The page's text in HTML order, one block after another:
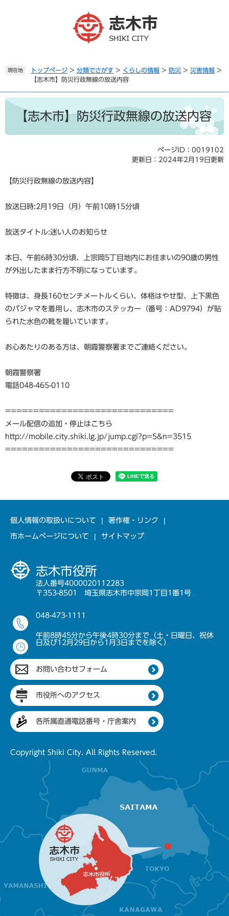
。
て
本
現在地 トップページ > 分類でさがす > くらしの情報 > 防災 > 災害情報 >
【志木市】防災行政無線の放送内容
本
【志木市】防災行政無線の放送内容
ページID：0019102
更新日：2024年2月19日更新
【防災行政無線の放送内容】
放送日時:2月19日（月）午前10時15分頃
放送タイトル:迷い人のお知らせ
本日、午前6時30分頃、上宗岡5丁目地内にお住まいの90歳の男性
が外出したまま行方不明になっています。
特徴は、身長160センチメートルくらい、体格はやせ型、上下黒色
のパジャマを着用し、志木市のステッカー（番号：AD9794）が貼
られた水色の靴を履いています。
お心あたりのある方は、朝霞警察署までご連絡ください。
朝霞警察署
電話048-465-0110
==============================
メール配信の追加・停止はこちら
http://mobile.city.shiki.lg.jp/jump.cgi?p=5&n=3515
==============================
個人情報の取扱いについて 著作権・リンク
市ホームページについて サイトマップ
志木市役所
法人番号4000020112283
〒353-8501 埼玉県志木市中宗岡1丁目1番1号
048-473-1111
午前8時45分から午後4時30分まで（土・日曜日、祝休
日及び12月29日から1月3日までを除く）
お問い合わせフォーム
市役所へのアクセス
各所属直通電話番号・庁舎案内
Copyright Shiki City. All Rights Reserved.